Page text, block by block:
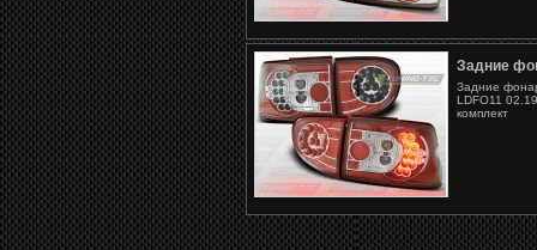
Задние
Задние
LDFO11
комплект